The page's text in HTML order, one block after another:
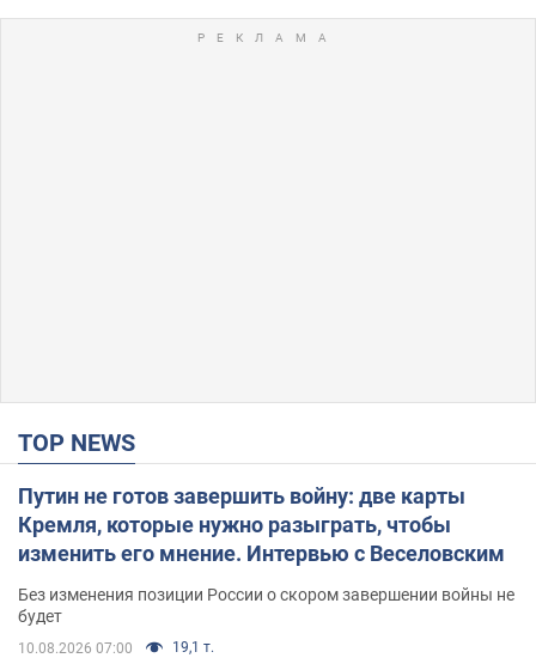
TOP NEWS
Путин не готов завершить войну: две карты
Кремля, которые нужно разыграть, чтобы
изменить его мнение. Интервью с Веселовским
Без изменения позиции России о скором завершении войны не
будет
10.08.2026 07:00 19,1 т.